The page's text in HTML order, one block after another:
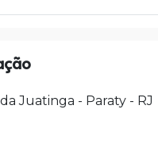
Juatinga - Paraty - RJ